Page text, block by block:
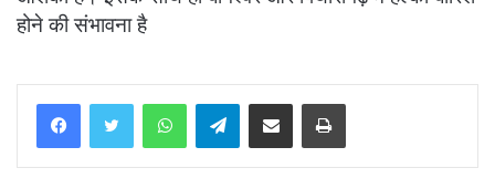
होने की संभावना है
WhatsAppTelegramShare via Email Print